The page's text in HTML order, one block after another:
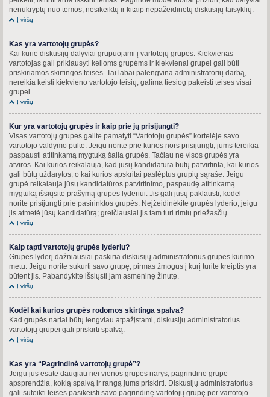
nenukryptų nuo temos, nesikeiktų ir kitaip nepažeidinėtų diskusijų taisyklių.
Į viršų
Kas yra vartotojų grupės?
Kai kurie diskusijų dalyviai grupuojami į vartotojų grupes. Kiekvienas
vartotojas gali priklausyti kelioms grupėms ir kiekvienai grupei gali būti
priskiriamos skirtingos teisės. Tai labai palengvina administratorių darbą,
nereikia keisti kiekvieno vartotojo teisių, galima tiesiog pakeisti teises visai
grupei.
Į viršų
Kur yra vartotojų grupės ir kaip prie jų prisijungti?
Visas vartotojų grupes galite pamatyti “Vartotojų grupės” kortelėje savo
vartotojo valdymo pulte. Jeigu norite prie kurios nors prisijungti, jums tereikia
paspausti atitinkamą mygtuką šalia grupės. Tačiau ne visos grupės yra
atviros. Kai kurios reikalauja, kad jūsų kandidatūra būtų patvirtinta, kai kurios
gali būtų uždarytos, o kai kurios apskritai paslėptus grupių sąraše. Jeigu
grupė reikalauja jūsų kandidatūros patvirtinimo, paspaudę atitinkamą
mygtuką išsiųsite prašymą grupės lyderiui. Jis gali jūsų paklausti, kodėl
norite prisijungti prie pasirinktos grupės. Neįžeidinėkite grupės lyderio, jeigu
jis atmetė jūsų kandidatūrą; greičiausiai jis tam turi rimtų priežasčių.
Į viršų
Kaip tapti vartotojų grupės lyderiu?
Grupės lyderį dažniausiai paskiria diskusijų administratorius grupės kūrimo
metu. Jeigu norite sukurti savo grupę, pirmas žmogus į kurį turite kreiptis yra
būtent jis. Pabandykite išsiųsti jam asmeninę žinutę.
Į viršų
Kodėl kai kurios grupės rodomos skirtinga spalva?
Kad grupės nariai būtų lengviau atpažįstami, diskusijų administratorius
vartotojų grupei gali priskirti spalvą.
Į viršų
Kas yra “Pagrindinė vartotojų grupė”?
Jeigu jūs esate daugiau nei vienos grupės narys, pagrindinė grupė
apsprendžia, kokią spalvą ir rangą jums priskirti. Diskusijų administratorius
gali suteikti teises pasikeisti savo pagrindinę vartotojų grupę per vartotojo